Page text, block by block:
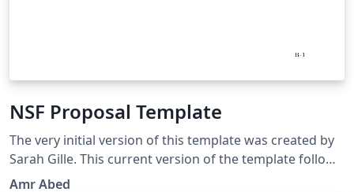
NSF Proposal Template
The very initial version of this template was created by
Sarah Gille. This current version of the template follows
the guidelines in NSF GPG 15-1. It is your responsibility
Amr Abed